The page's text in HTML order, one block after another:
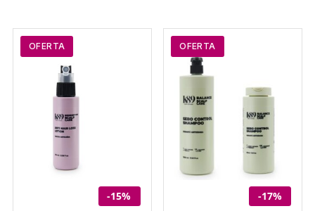
25,10€.21,34€.
desde
31,67€
OFERTA
-15%
OFERTA
-17%